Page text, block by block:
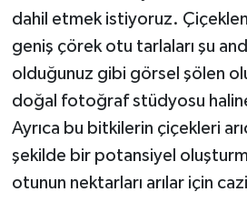
dahil etmek istiyoruz.
geniş çörek otu tarlaları şu
olduğunuz gibi görsel şölen
doğal fotoğraf stüdyosu
Ayrıca bu bitkilerin çiçekleri
şekilde bir potansiyel
otunun nektarları arılar için